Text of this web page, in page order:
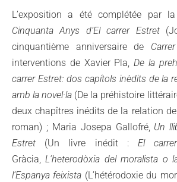
L’exposition a été complétée par la
Cinquanta Anys d’El carrer Estret
cinquantième anniversaire de
interventions de Xavier Pla,De la
carrer Estret: dos capítols inèdits de la
amb la novel·la (De la préhistoire
deux chapîtres inédits de la relation
roman) ; Maria Josepa Gallofré, Un
Estret (Un livre inédit :El
Gràcia,L’heterodòxia del moralista o
l’Espanya feixista (L’hétérodoxie du